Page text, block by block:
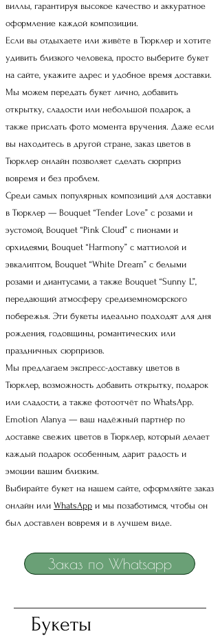
виллы, гарантируя высокое качество и аккуратное
оформление каждой композиции.
Если вы отдыхаете или живёте в Тюрклер и хотите
удивить близкого человека, просто выберите букет
на сайте, укажите адрес и удобное время доставки.
Мы можем передать букет лично, добавить
открытку, сладости или небольшой подарок, а
также прислать фото момента вручения. Даже если
вы находитесь в другой стране, заказ цветов в
Тюрклер онлайн позволяет сделать сюрприз
вовремя и без проблем.
Среди самых популярных композиций для доставки
в Тюрклер — Bouquet “Tender Love” с розами и
эустомой, Bouquet “Pink Cloud” с пионами и
орхидеями, Bouquet “Harmony” с маттиолой и
эвкалиптом, Bouquet “White Dream” с белыми
розами и диантусами, а также Bouquet “Sunny L”,
передающий атмосферу средиземноморского
побережья. Эти букеты идеально подходят для дня
рождения, годовщины, романтических или
праздничных сюрпризов.
Мы предлагаем экспресс-доставку цветов в
Тюрклер, возможность добавить открытку, подарок
или сладости, а также фотоотчёт по WhatsApp.
Emotion Alanya — ваш надёжный партнёр по
доставке свежих цветов в Тюрклер, который делает
каждый подарок особенным, дарит радость и
эмоции вашим близким.
Выбирайте букет на нашем сайте, оформляйте заказ
онлайн или WhatsApp и мы позаботимся, чтобы он
был доставлен вовремя и в лучшем виде.
Заказ по Whatsapp
Букеты